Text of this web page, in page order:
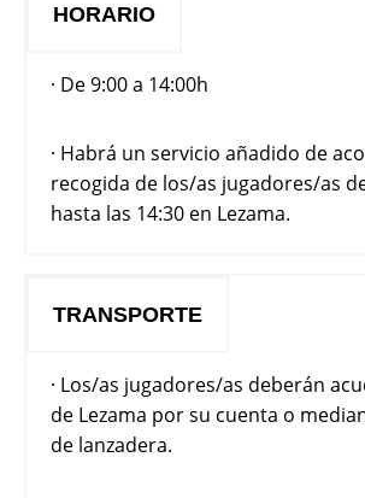
HORARIO
· De 9:00 a 14:00h
· Habrá un servicio añadido de
recogida de los/as jugadores/as
hasta las 14:30 en Lezama.
TRANSPORTE
· Los/as jugadores/as deberán
de Lezama por su cuenta o
de lanzadera.